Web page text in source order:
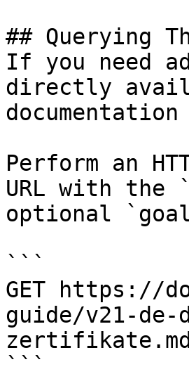
## Querying
If you need
directly
Perform an
URL with the
optional
```
GET https://
guide/v21-
```